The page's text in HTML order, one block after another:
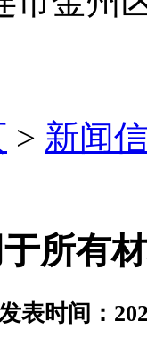
> 新闻
所有
表时间：